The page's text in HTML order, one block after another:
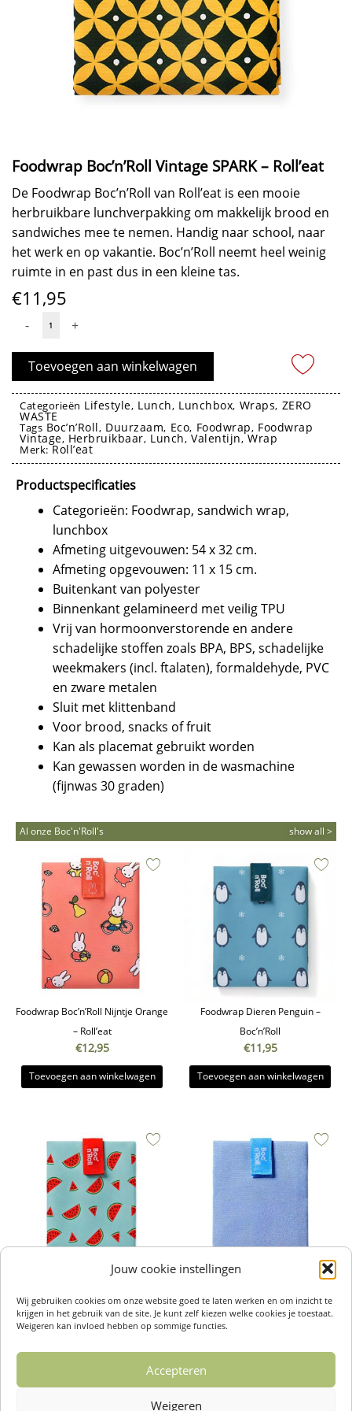
Jouw cookie instellingen
Wij gebruiken cookies om onze website goed te laten werken en om inzicht te
krijgen in het gebruik van de site. Je kunt zelf kiezen welke cookies je toestaat.
Weigeren kan invloed hebben op sommige functies.
Accepteren
Weigeren
Foodwrap Boc’n’Roll Vintage SPARK – Roll’eat
De Foodwrap Boc’n’Roll van Roll’eat is een mooie
herbruikbare lunchverpakking om makkelijk brood en
sandwiches mee te nemen. Handig naar school, naar
het werk en op vakantie. Boc’n’Roll neemt heel weinig
ruimte in en past dus in een kleine tas.
€11,95
-
Foodwrap
Vintage
SPARK
-
Roll’eat
aantal
+
Toevoegen aan winkelwagen
Categorieën Lifestyle, Lunch, Lunchbox, Wraps, ZERO
WASTE
Tags Boc’n’Roll, Duurzaam, Eco, Foodwrap, Foodwrap
Vintage, Herbruikbaar, Lunch,Valentijn,Wrap
Merk: Roll’eat
Productspecificaties
Categorieën: Foodwrap, sandwich wrap,
lunchbox
Afmeting uitgevouwen: 54 x 32 cm.
Afmeting opgevouwen: 11 x 15 cm.
Buitenkant van polyester
Binnenkant gelamineerd met veilig TPU
Vrij van hormoonverstorende en andere
schadelijke stoffen zoals BPA, BPS, schadelijke
weekmakers (incl. ftalaten), formaldehyde, PVC
en zware metalen
Sluit met klittenband
Voor brood, snacks of fruit
Kan als placemat gebruikt worden
Kan gewassen worden in de wasmachine
(fijnwas 30 graden)
Al onze Boc'n'Roll's show all >
Foodwrap Boc’n’Roll Nijntje Orange
– Roll’eat
€12,95
Toevoegen aan winkelwagen
Foodwrap Dieren Penguin –
Boc’n’Roll
€11,95
Toevoegen aan winkelwagen
Watermelon – Roll’Eat
€11,95
Toevoegen aan winkelwagen
Roll’Eat
Toevoegen aan winkelwagen